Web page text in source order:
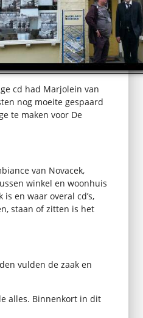
cd had Marjolein van
nog moeite gespaard
te maken voor De
van Novacek,
winkel en woonhuis
en waar overal cd’s,
staan of zitten is het
vulden de zaak en
alles. Binnenkort in dit